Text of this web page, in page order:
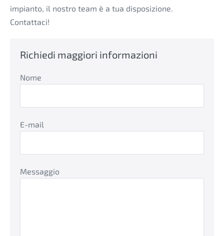
impianto, il nostro team è a tua disposizione.
Contattaci!
Richiedi maggiori informazioni
Nome
E-mail
Messaggio